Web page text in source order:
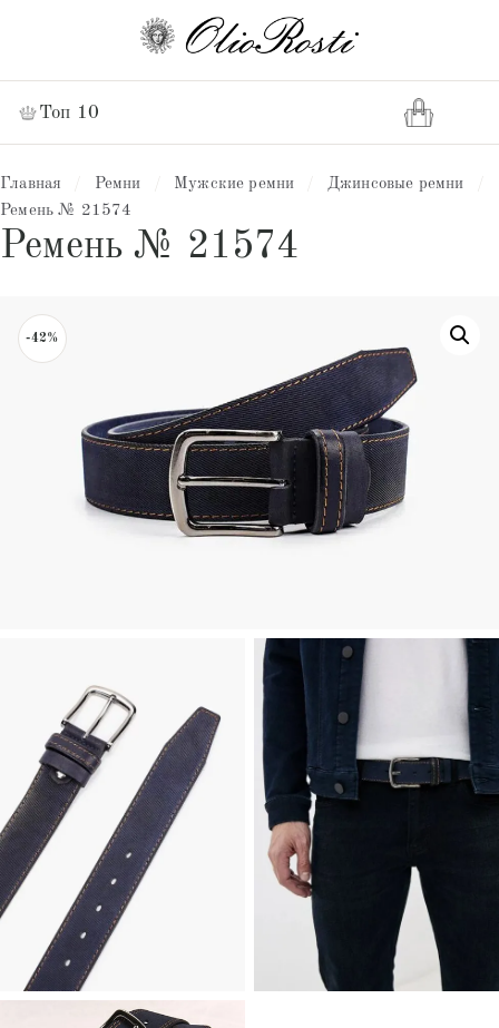
Топ 10
Главная Ремни Мужские ремни Джинсовые ремни
Ремень № 21574
Ремень № 21574
-42%